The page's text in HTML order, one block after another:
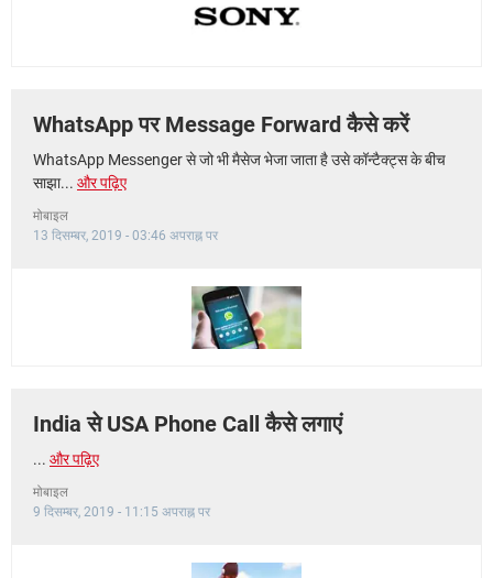
WhatsApp पर Message Forward कैसे करें
WhatsApp Messenger से जो भी मैसेज भेजा जाता है उसे कॉन्टैक्ट्स के बीच
साझा... और पढ़िए
मोबाइल
13 दिसम्बर, 2019 - 03:46 अपराह्न पर
India से USA Phone Call कैसे लगाएं
... और पढ़िए
मोबाइल
9 दिसम्बर, 2019 - 11:15 अपराह्न पर